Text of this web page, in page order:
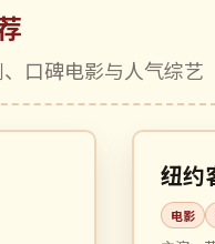
口碑电影与人气综艺
美国
纽约
电影